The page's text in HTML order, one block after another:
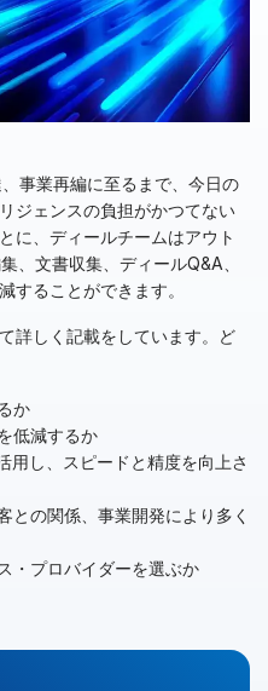
予約
事業再編に至るまで、今日の
ジェンスの負担がかつてない
に、ディールチームはアウト
、文書収集、ディールQ&A、
することができます。
詳しく記載をしています。ど
か
低減するか
用し、スピードと精度を向上さ
との関係、事業開発により多く
・プロバイダーを選ぶか